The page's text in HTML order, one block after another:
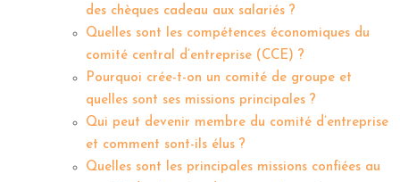
des chèques cadeau aux salariés ?
Quelles sont les compétences économiques du
comité central d’entreprise (CCE) ?
Pourquoi crée-t-on un comité de groupe et
quelles sont ses missions principales ?
Qui peut devenir membre du comité d’entreprise
et comment sont-ils élus ?
Quelles sont les principales missions confiées au